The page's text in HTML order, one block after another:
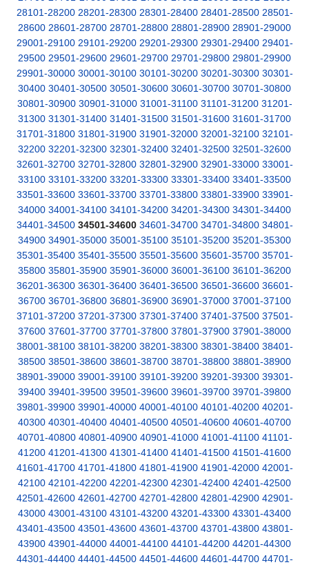
28101-28200 28201-28300 28301-28400 28401-28500 28501-
28600 28601-28700 28701-28800 28801-28900 28901-29000
29001-29100 29101-29200 29201-29300 29301-29400 29401-
29500 29501-29600 29601-29700 29701-29800 29801-29900
29901-30000 30001-30100 30101-30200 30201-30300 30301-
30400 30401-30500 30501-30600 30601-30700 30701-30800
30801-30900 30901-31000 31001-31100 31101-31200 31201-
31300 31301-31400 31401-31500 31501-31600 31601-31700
31701-31800 31801-31900 31901-32000 32001-32100 32101-
32200 32201-32300 32301-32400 32401-32500 32501-32600
32601-32700 32701-32800 32801-32900 32901-33000 33001-
33100 33101-33200 33201-33300 33301-33400 33401-33500
33501-33600 33601-33700 33701-33800 33801-33900 33901-
34000 34001-34100 34101-34200 34201-34300 34301-34400
34401-34500 34501-34600 34601-34700 34701-34800 34801-
34900 34901-35000 35001-35100 35101-35200 35201-35300
35301-35400 35401-35500 35501-35600 35601-35700 35701-
35800 35801-35900 35901-36000 36001-36100 36101-36200
36201-36300 36301-36400 36401-36500 36501-36600 36601-
36700 36701-36800 36801-36900 36901-37000 37001-37100
37101-37200 37201-37300 37301-37400 37401-37500 37501-
37600 37601-37700 37701-37800 37801-37900 37901-38000
38001-38100 38101-38200 38201-38300 38301-38400 38401-
38500 38501-38600 38601-38700 38701-38800 38801-38900
38901-39000 39001-39100 39101-39200 39201-39300 39301-
39400 39401-39500 39501-39600 39601-39700 39701-39800
39801-39900 39901-40000 40001-40100 40101-40200 40201-
40300 40301-40400 40401-40500 40501-40600 40601-40700
40701-40800 40801-40900 40901-41000 41001-41100 41101-
41200 41201-41300 41301-41400 41401-41500 41501-41600
41601-41700 41701-41800 41801-41900 41901-42000 42001-
42100 42101-42200 42201-42300 42301-42400 42401-42500
42501-42600 42601-42700 42701-42800 42801-42900 42901-
43000 43001-43100 43101-43200 43201-43300 43301-43400
43401-43500 43501-43600 43601-43700 43701-43800 43801-
43900 43901-44000 44001-44100 44101-44200 44201-44300
44301-44400 44401-44500 44501-44600 44601-44700 44701-